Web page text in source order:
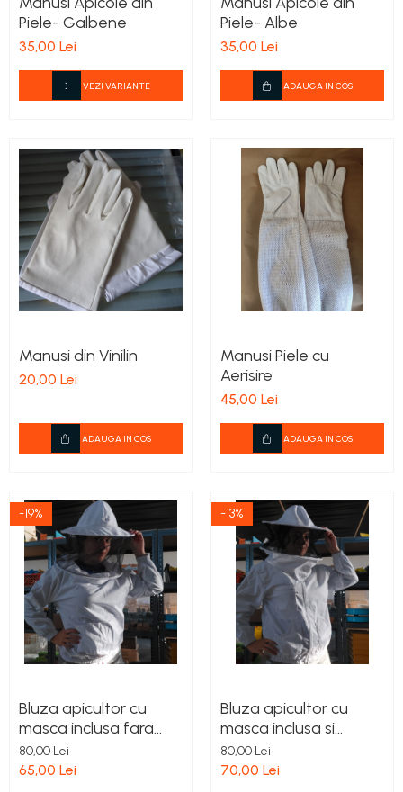
Stupi Vopsiti
Vopsea/intretinere stupi
Piele- Galbene
35,00 Lei
VEZI VARIANTE
Piele- Albe
35,00 Lei
ADAUGA IN COS
Manusi din Vinilin
20,00 Lei
ADAUGA IN COS
Manusi Piele cu
Aerisire
45,00 Lei
ADAUGA IN COS
-19%
Bluza apicultor cu
masca inclusa fara
fermoar
80,00 Lei
65,00 Lei
-13%
Bluza apicultor cu
masca inclusa si
fermoar
80,00 Lei
70,00 Lei